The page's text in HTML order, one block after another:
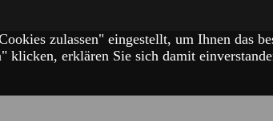
zulassen" eingestellt, um Ihnen das
klicken, erklären Sie sich damit